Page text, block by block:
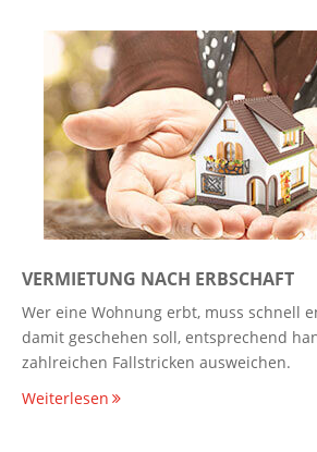
VERMIETUNG NACH ERBSCHAFT
Wer eine Wohnung erbt, muss schnell
damit geschehen soll, entsprechend
zahlreichen Fallstricken ausweichen.
Weiterlesen